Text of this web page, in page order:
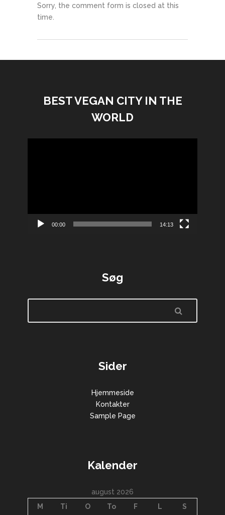
Sorry, the comment form is closed at this
time.
BEST VEGAN CITY IN THE
WORLD
00:00 14:13
Søg
Sider
Hjemmeside
Kontakter
Sample Page
Kalender
august 2026
M
Ti O To F L S